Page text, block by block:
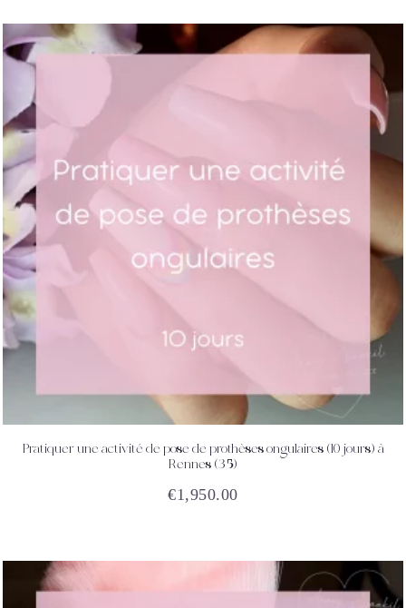
ACHETEZ DÉTAILS
Pratiquer une activité de pose de prothèses ongulaires (10 jours) à
Rennes (35)
€1,950.00